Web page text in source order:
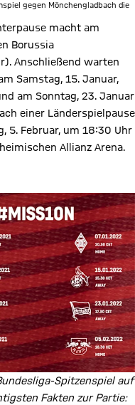
gegen Mönchengladbach die
macht am
Borussia
Anschließend warten
Samstag, 15. Januar,
am Sonntag, 23. Januar
einer Länderspielpause
5. Februar, um 18:30 Uhr
Allianz Arena.
Spitzenspiel auf
Fakten zur Partie: